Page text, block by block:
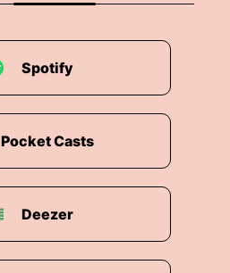
Spotify
Pocket Casts
Deezer